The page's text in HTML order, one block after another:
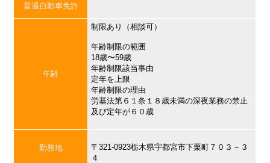
普通自動車免許
年齢
制限あり（相談可）
年齢制限の範囲
18歳〜59歳
年齢制限該当事由
定年を上限
年齢制限の理由
労基法第６１条１８歳未満の深夜業務の禁止
及び定年が６０歳
勤務地
〒321-0923栃木県宇都宮市下栗町７０３－３
４